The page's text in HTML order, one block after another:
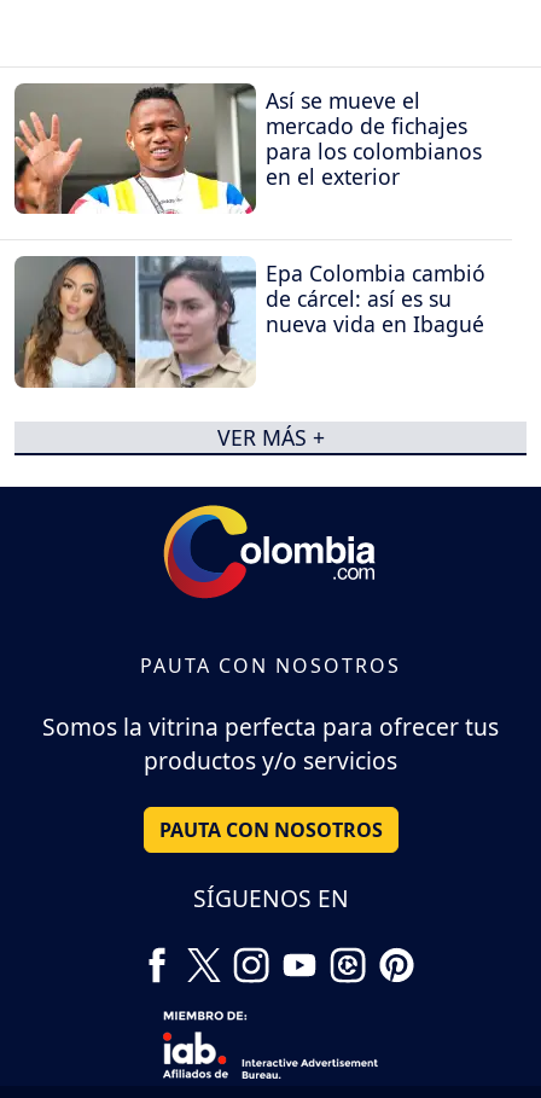
Así se mueve el
mercado de fichajes
para los colombianos
en el exterior
Epa Colombia cambió
de cárcel: así es su
nueva vida en Ibagué
VER MÁS +
PAUTA CON NOSOTROS
Somos la vitrina perfecta para ofrecer tus
productos y/o servicios
PAUTA CON NOSOTROS
SÍGUENOS EN